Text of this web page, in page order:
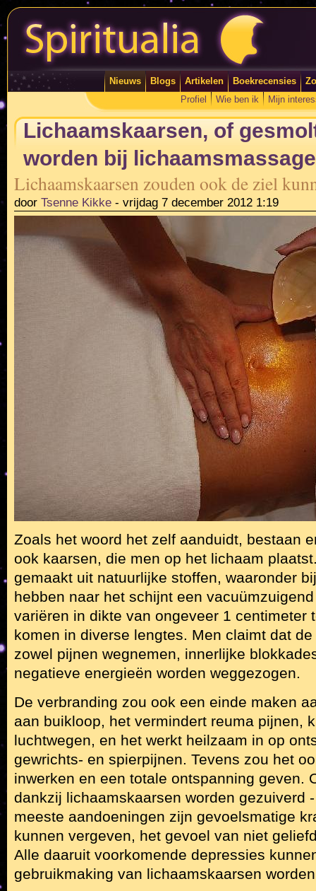
Nieuws Blogs Artikelen Boekrecensies
Profiel
Wie ben ik Mijn
Lichaamskaarsen, of
worden bij
Lichaamskaarsen zouden ook de ziel
door Tsenne Kikke - vrijdag 7 december 2012 1:19
Zoals het woord het zelf aanduidt, bestaan
ook kaarsen, die men op het lichaam
gemaakt uit natuurlijke stoffen, waaronder
hebben naar het schijnt een
variëren in dikte van ongeveer 1 centimeter
komen in diverse lengtes. Men claimt dat
zowel pijnen wegnemen, innerlijke
negatieve energieën worden weggezogen.
De verbranding zou ook een einde maken
aan buikloop, het vermindert reuma pijnen,
luchtwegen, en het werkt heilzaam in op
gewrichts- en spierpijnen. Tevens zou het
inwerken en een totale ontspanning geven.
dankzij lichaamskaarsen worden gezuiverd
meeste aandoeningen zijn gevoelsmatige
kunnen vergeven, het gevoel van niet
Alle daaruit voorkomende depressies
gebruikmaking van lichaamskaarsen